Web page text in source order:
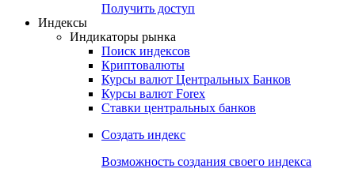
Получить доступ
Индексы
Индикаторы рынка
Поиск индексов
Криптовалюты
Курсы валют Центральных Банков
Курсы валют Forex
Ставки центральных банков
Создать индекс
Возможность создания своего индекса